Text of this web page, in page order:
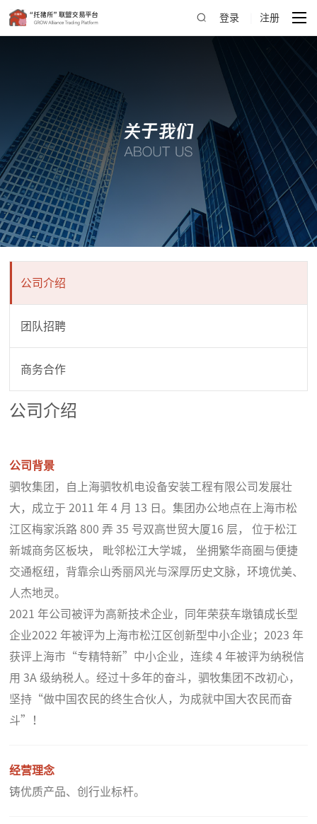
登录 注册
公司介绍
团队招聘
商务合作
公司介绍
公司背景
驷牧集团，自上海驷牧机电设备安装工程有限公司发展壮
大，成立于 2011 年 4 月 13 日。集团办公地点在上海市松
江区梅家浜路 800 弄 35 号双高世贸大厦16 层， 位于松江
新城商务区板块， 毗邻松江大学城， 坐拥繁华商圈与便捷
交通枢纽，背靠佘山秀丽风光与深厚历史文脉，环境优美、
人杰地灵。
2021 年公司被评为高新技术企业，同年荣获车墩镇成长型
企业2022 年被评为上海市松江区创新型中小企业；2023 年
获评上海市“专精特新”中小企业，连续 4 年被评为纳税信
用 3A 级纳税人。经过十多年的奋斗，驷牧集团不改初心，
坚持“做中国农民的终生合伙人，为成就中国大农民而奋
斗”！
经营理念
铸优质产品、创行业标杆。